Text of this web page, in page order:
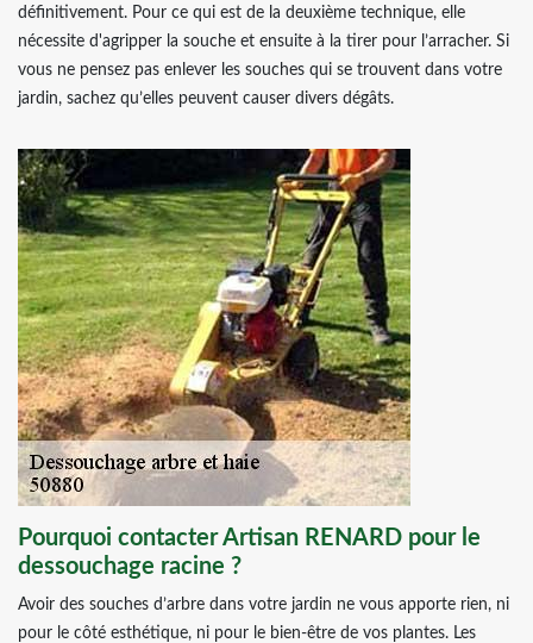
définitivement. Pour ce qui est de la deuxième technique, elle
nécessite d'agripper la souche et ensuite à la tirer pour l’arracher. Si
vous ne pensez pas enlever les souches qui se trouvent dans votre
jardin, sachez qu’elles peuvent causer divers dégâts.
Pourquoi contacter Artisan RENARD pour le
dessouchage racine ?
Avoir des souches d’arbre dans votre jardin ne vous apporte rien, ni
pour le côté esthétique, ni pour le bien-être de vos plantes. Les